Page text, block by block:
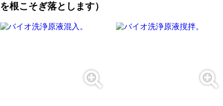
を根こそぎ落とします）